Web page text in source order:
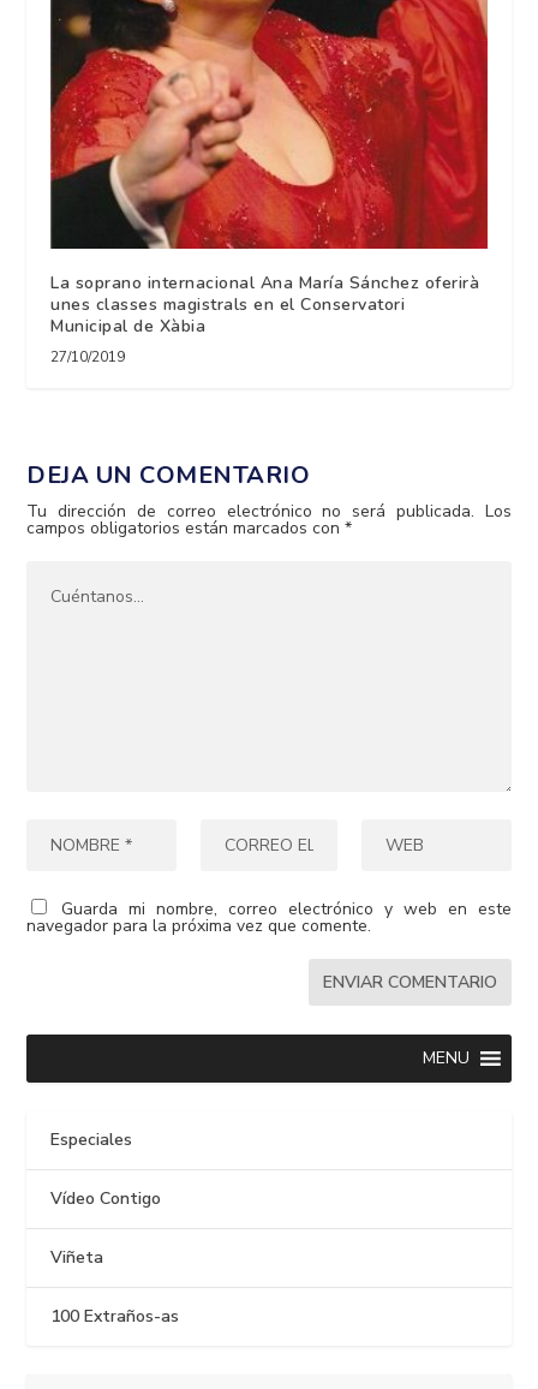
La soprano internacional Ana María Sánchez oferirà
unes classes magistrals en el Conservatori
Municipal de Xàbia
27/10/2019
DEJA UN COMENTARIO
Tu dirección de correo electrónico no será publicada. Los
campos obligatorios están marcados con*
Guarda mi nombre, correo electrónico y web en este
navegador para la próxima vez que comente.
MENU
Especiales
Vídeo Contigo
Viñeta
100 Extraños-as